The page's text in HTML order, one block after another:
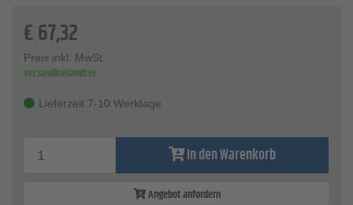
Technische Daten
Arbeitsdruck: 4 - 6 bar
Gewicht: 0,53 kg
€67,32
Preis inkl. MwSt.
versandkostenfrei
Lieferzeit 7-10 Werktage
In den Warenkorb
Angebot anfordern